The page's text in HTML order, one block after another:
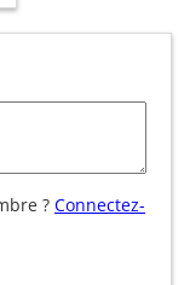
? Connectez-